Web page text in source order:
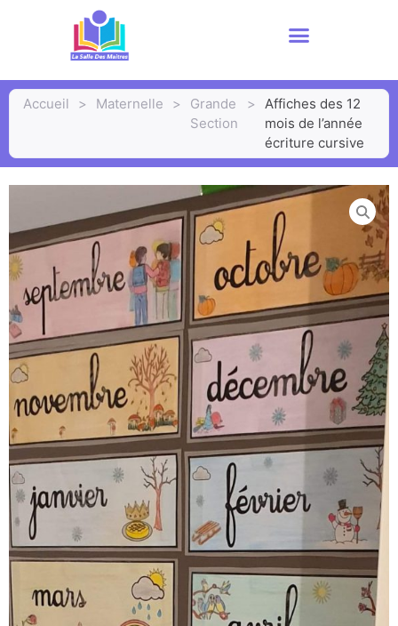
Accueil > Maternelle >
Grande
Section
>
Affiches des 12
mois de l’année
écriture cursive